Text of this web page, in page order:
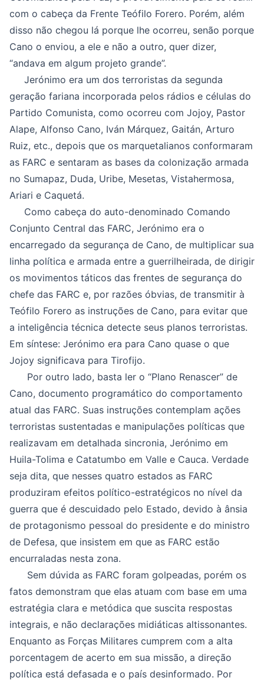
com o cabeça da Frente Teófilo Forero. Porém, além
disso não chegou lá porque lhe ocorreu, senão porque
Cano o enviou, a ele e não a outro, quer dizer,
“andava em algum projeto grande”.
Jerónimo era um dos terroristas da segunda
geração fariana incorporada pelos rádios e células do
Partido Comunista, como ocorreu com Jojoy, Pastor
Alape, Alfonso Cano, Iván Márquez, Gaitán, Arturo
Ruiz, etc., depois que os marquetalianos conformaram
as FARC e sentaram as bases da colonização armada
no Sumapaz, Duda, Uribe, Mesetas, Vistahermosa,
Ariari e Caquetá.
Como cabeça do auto-denominado Comando
Conjunto Central das FARC, Jerónimo era o
encarregado da segurança de Cano, de multiplicar sua
linha política e armada entre a guerrilheirada, de dirigir
os movimentos táticos das frentes de segurança do
chefe das FARC e, por razões óbvias, de transmitir à
Teófilo Forero as instruções de Cano, para evitar que
a inteligência técnica detecte seus planos terroristas.
Em síntese: Jerónimo era para Cano quase o que
Jojoy significava para Tirofijo.
Por outro lado, basta ler o “Plano Renascer” de
Cano, documento programático do comportamento
atual das FARC. Suas instruções contemplam ações
terroristas sustentadas e manipulações políticas que
realizavam em detalhada sincronia, Jerónimo em
Huila-Tolima e Catatumbo em Valle e Cauca. Verdade
seja dita, que nesses quatro estados as FARC
produziram efeitos político-estratégicos no nível da
guerra que é descuidado pelo Estado, devido à ânsia
de protagonismo pessoal do presidente e do ministro
de Defesa, que insistem em que as FARC estão
encurraladas nesta zona.
Sem dúvida as FARC foram golpeadas, porém os
fatos demonstram que elas atuam com base em uma
estratégia clara e metódica que suscita respostas
integrais, e não declarações midiáticas altissonantes.
Enquanto as Forças Militares cumprem com a alta
porcentagem de acerto em sua missão, a direção
política está defasada e o país desinformado. Por